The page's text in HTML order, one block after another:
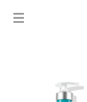
Ga